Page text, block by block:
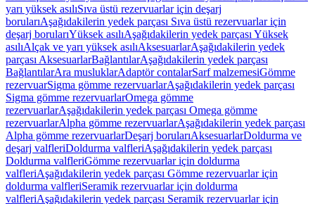
yarı yüksek asılıSıva üstü rezervuarlar için deşarj
borularıAşağıdakilerin yedek parçası Sıva üstü rezervuarlar için
deşarj borularıYüksek asılıAşağıdakilerin yedek parçası Yüksek
asılıAlçak ve yarı yüksek asılıAksesuarlarAşağıdakilerin yedek
parçası AksesuarlarBağlantılarAşağıdakilerin yedek parçası
BağlantılarAra musluklarAdaptör contalarSarf malzemesiGömme
rezervuarSigma gömme rezervuarlarAşağıdakilerin yedek parçası
Sigma gömme rezervuarlarOmega gömme
rezervuarlarAşağıdakilerin yedek parçası Omega gömme
rezervuarlarAlpha gömme rezervuarlarAşağıdakilerin yedek parçası
Alpha gömme rezervuarlarDeşarj borularıAksesuarlarDoldurma ve
deşarj valfleriDoldurma valfleriAşağıdakilerin yedek parçası
Doldurma valfleriGömme rezervuarlar için doldurma
valfleriAşağıdakilerin yedek parçası Gömme rezervuarlar için
doldurma valfleriSeramik rezervuarlar için doldurma
valfleriAşağıdakilerin yedek parçası Seramik rezervuarlar için